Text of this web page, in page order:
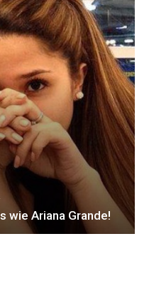
wie Ariana Grande!